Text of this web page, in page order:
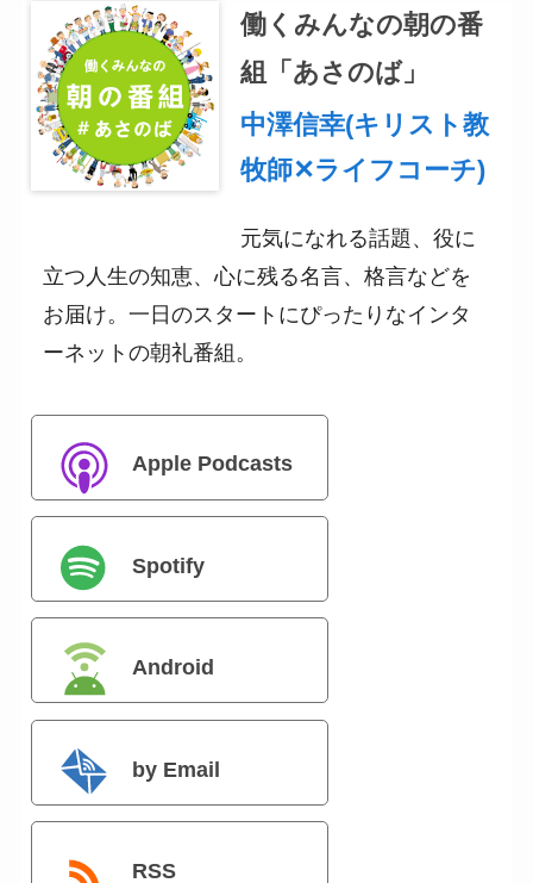
働くみんなの朝の番
組「あさのば」
中澤信幸(キリスト教
牧師✕ライフコーチ)
元気になれる話題、役に
立つ人生の知恵、心に残る名言、格言などを
お届け。一日のスタートにぴったりなインタ
ーネットの朝礼番組。
Apple Podcasts
Spotify
Android
by Email
RSS